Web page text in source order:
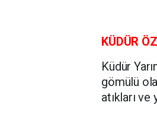
KÜDÜR
Küdür
gömülü
atıkları